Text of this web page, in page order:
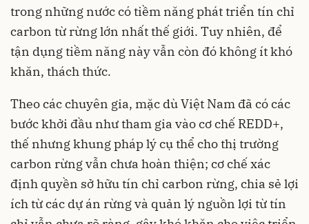
trong những nước có tiềm năng phát triển tín chỉ
carbon từ rừng lớn nhất thế giới. Tuy nhiên, để
tận dụng tiềm năng này vẫn còn đó không ít khó
khăn, thách thức.
Theo các chuyên gia, mặc dù Việt Nam đã có các
bước khởi đầu như tham gia vào cơ chế REDD+,
thế nhưng khung pháp lý cụ thể cho thị trường
carbon rừng vẫn chưa hoàn thiện; cơ chế xác
định quyền sở hữu tín chỉ carbon rừng, chia sẻ lợi
ích từ các dự án rừng và quản lý nguồn lợi từ tín